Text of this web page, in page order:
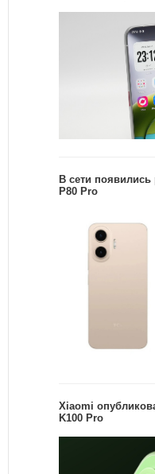
В сети
P80 Pro
Xiaomi
K100 Pro